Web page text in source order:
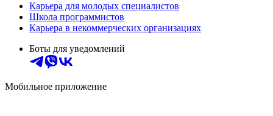
Карьера для молодых специалистов
Школа программистов
Карьера в некоммерческих организациях
Боты для уведомлений
Мобильное приложение